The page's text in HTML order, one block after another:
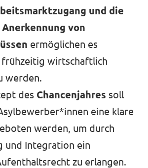
und die
von
ermöglichen es
frühzeitig wirtschaftlich
werden.
des Chancenjahres soll
eine klare
werden, um durch
und Integration ein
zu erlangen.